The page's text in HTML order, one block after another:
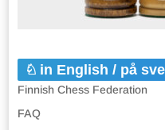
in English / på
Finnish Chess Federation
FAQ